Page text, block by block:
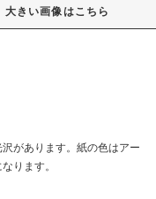
大きい画像はこちら
があります。紙の色はアー
ります。